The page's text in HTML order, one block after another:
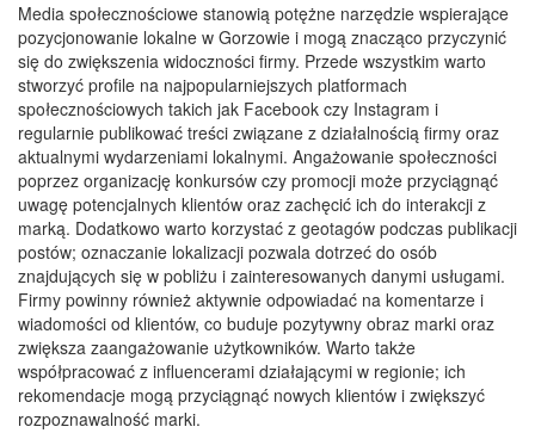
Media społecznościowe stanowią potężne narzędzie wspierające
pozycjonowanie lokalne w Gorzowie i mogą znacząco przyczynić
się do zwiększenia widoczności firmy. Przede wszystkim warto
stworzyć profile na najpopularniejszych platformach
społecznościowych takich jak Facebook czy Instagram i
regularnie publikować treści związane z działalnością firmy oraz
aktualnymi wydarzeniami lokalnymi. Angażowanie społeczności
poprzez organizację konkursów czy promocji może przyciągnąć
uwagę potencjalnych klientów oraz zachęcić ich do interakcji z
marką. Dodatkowo warto korzystać z geotagów podczas publikacji
postów; oznaczanie lokalizacji pozwala dotrzeć do osób
znajdujących się w pobliżu i zainteresowanych danymi usługami.
Firmy powinny również aktywnie odpowiadać na komentarze i
wiadomości od klientów, co buduje pozytywny obraz marki oraz
zwiększa zaangażowanie użytkowników. Warto także
współpracować z influencerami działającymi w regionie; ich
rekomendacje mogą przyciągnąć nowych klientów i zwiększyć
rozpoznawalność marki.